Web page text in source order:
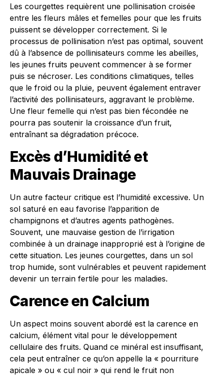
Les courgettes requièrent une pollinisation croisée
entre les fleurs mâles et femelles pour que les fruits
puissent se développer correctement. Si le
processus de pollinisation n’est pas optimal, souvent
dû à l’absence de pollinisateurs comme les abeilles,
les jeunes fruits peuvent commencer à se former
puis se nécroser. Les conditions climatiques, telles
que le froid ou la pluie, peuvent également entraver
l’activité des pollinisateurs, aggravant le problème.
Une fleur femelle qui n’est pas bien fécondée ne
pourra pas soutenir la croissance d’un fruit,
entraînant sa dégradation précoce.
Excès d’Humidité et
Mauvais Drainage
Un autre facteur critique est l’humidité excessive. Un
sol saturé en eau favorise l’apparition de
champignons et d’autres agents pathogènes.
Souvent, une mauvaise gestion de l’irrigation
combinée à un drainage inapproprié est à l’origine de
cette situation. Les jeunes courgettes, dans un sol
trop humide, sont vulnérables et peuvent rapidement
devenir un terrain fertile pour les maladies.
Carence en Calcium
Un aspect moins souvent abordé est la carence en
calcium, élément vital pour le développement
cellulaire des fruits. Quand ce minéral est insuffisant,
cela peut entraîner ce qu’on appelle la « pourriture
apicale » ou « cul noir » qui rend le fruit non